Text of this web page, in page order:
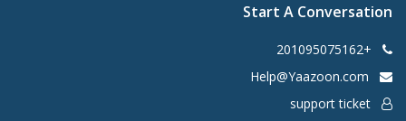
Start A Conversation
+201095075162